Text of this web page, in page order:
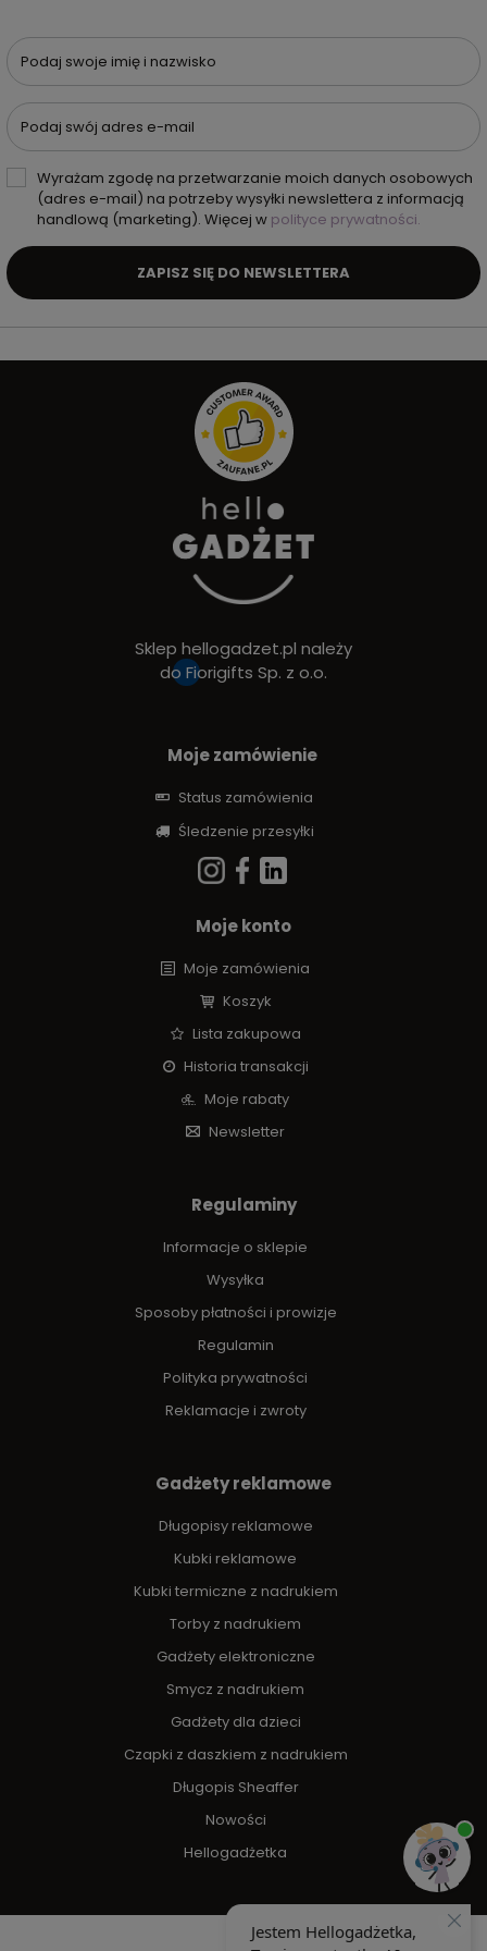
Podaj swoje imię i nazwisko
Podaj swój adres e-mail
Wyrażam zgodę na przetwarzanie moich danych osobowych
(adres e-mail) na potrzeby wysyłki newslettera z informacją
handlową (marketing). Więcej w polityce prywatności.
ZAPISZ SIĘ DO NEWSLETTERA
Sklep hellogadzet.pl należy
do Fiorigifts Sp. z o.o.
Moje zamówienie
Status zamówienia
Śledzenie przesyłki
Moje konto
Moje zamówienia
Koszyk
Lista zakupowa
Historia transakcji
Moje rabaty
Newsletter
Regulaminy
Informacje o sklepie
Wysyłka
Sposoby płatności i prowizje
Regulamin
Polityka prywatności
Reklamacje i zwroty
Gadżety reklamowe
Długopisy reklamowe
Kubki reklamowe
Kubki termiczne z nadrukiem
Torby z nadrukiem
Gadżety elektroniczne
Smycz z nadrukiem
Gadżety dla dzieci
Czapki z daszkiem z nadrukiem
Długopis Sheaffer
Nowości
Hellogadżetka